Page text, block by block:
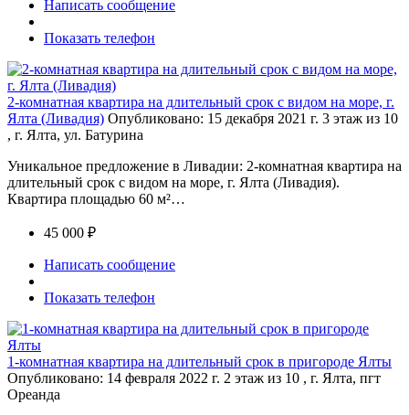
Написать сообщение
Показать телефон
2-комнатная квартира на длительный срок с видом на море, г.
Ялта (Ливадия) Опубликовано: 15 декабря 2021 г. 3 этаж из 10
, г. Ялта, ул. Батурина
Уникальное предложение в Ливадии: 2-комнатная квартира на
длительный срок с видом на море, г. Ялта (Ливадия).
Квартира площадью 60 м²…
45 000 ₽
Написать сообщение
Показать телефон
1-комнатная квартира на длительный срок в пригороде Ялты
Опубликовано: 14 февраля 2022 г. 2 этаж из 10 , г. Ялта, пгт
Ореанда